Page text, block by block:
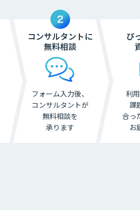
コンサルタントに
無料相談
フォーム入力後、
コンサルタントが
無料相談を
承ります
ぴ
利
課
合っ
お